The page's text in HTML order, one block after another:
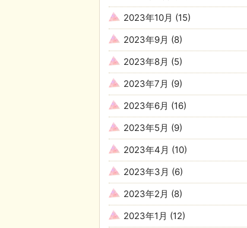
2023年10月 (15)
2023年9月 (8)
2023年8月 (5)
2023年7月 (9)
2023年6月 (16)
2023年5月 (9)
2023年4月 (10)
2023年3月 (6)
2023年2月 (8)
2023年1月 (12)